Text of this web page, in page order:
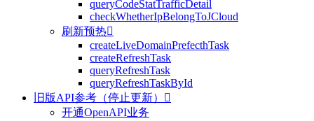
queryCodeStatTrafficDetail
checkWhetherIpBelongToJCloud
刷新预热
createLiveDomainPrefecthTask
createRefreshTask
queryRefreshTask
queryRefreshTaskById
旧版API参考（停止更新）

开通OpenAPI业务